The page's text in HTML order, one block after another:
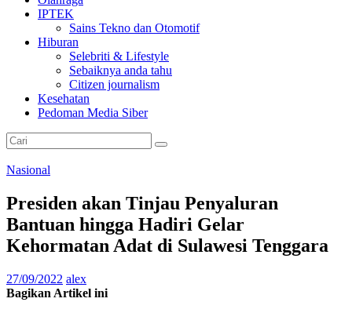
IPTEK
Sains Tekno dan Otomotif
Hiburan
Selebriti & Lifestyle
Sebaiknya anda tahu
Citizen journalism
Kesehatan
Pedoman Media Siber
Nasional
Presiden akan Tinjau Penyaluran
Bantuan hingga Hadiri Gelar
Kehormatan Adat di Sulawesi Tenggara
27/09/2022 alex
Bagikan Artikel ini